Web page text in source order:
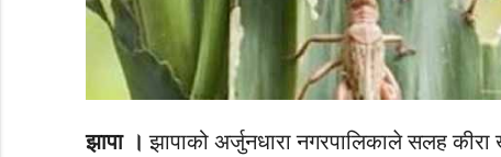
झापा ।झापाको अर्जुनधारा नगरपालिकाले सलह